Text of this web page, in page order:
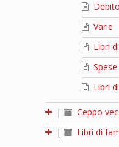
Varie
Libri
Libri
|
Ceppo
|
Libri di